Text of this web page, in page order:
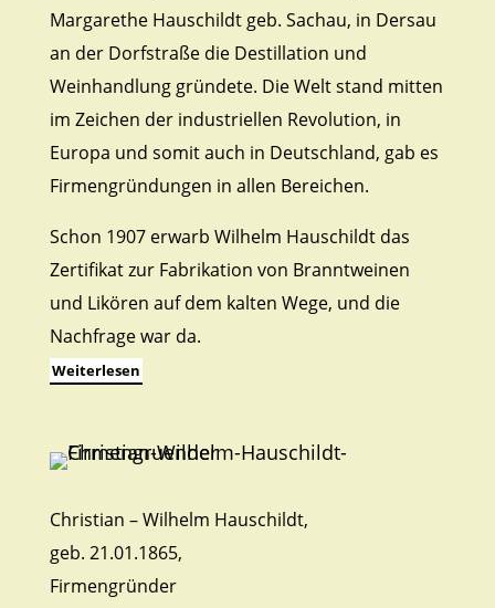
Margarethe Hauschildt geb. Sachau, in Dersau
an der Dorfstraße die Destillation und
Weinhandlung gründete. Die Welt stand mitten
im Zeichen der industriellen Revolution, in
Europa und somit auch in Deutschland, gab es
Firmengründungen in allen Bereichen.
Schon 1907 erwarb Wilhelm Hauschildt das
Zertifikat zur Fabrikation von Branntweinen
und Likören auf dem kalten Wege, und die
Nachfrage war da.
Weiterlesen
Christian – Wilhelm Hauschildt,
geb. 21.01.1865,
Firmengründer